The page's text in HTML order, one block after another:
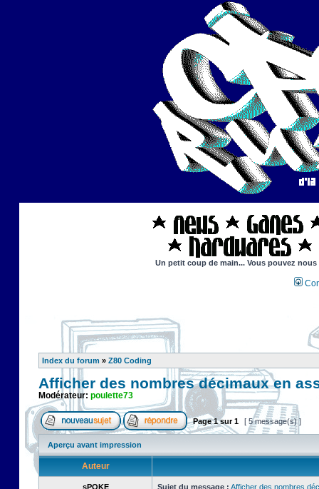
Un petit coup de main... Vous pouvez
Index du forum » Z80 Coding
Afficher des nombres décimaux en
Modérateur: poulette73
Page1sur1 [ 5 message(s) ]
Aperçu avant impression
Auteur
sPOKE Sujet du message : Afficher des nombres